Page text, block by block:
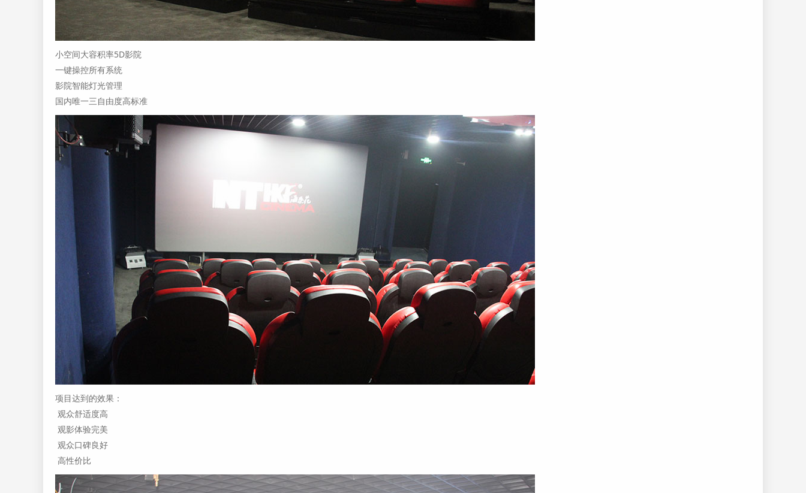
小空间大容积率5D影院
一键操控所有系统
影院智能灯光管理
国内唯一三自由度高标准
项目达到的效果：
观众舒适度高
观影体验完美
观众口碑良好
高性价比